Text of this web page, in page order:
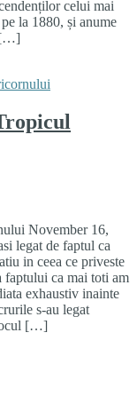
celui mai
la 1880, și anume
[…]
November 16,
legat de faptul ca
in ceea ce priveste
faptului ca mai toti am
exhaustiv inainte
s-au legat
[…]